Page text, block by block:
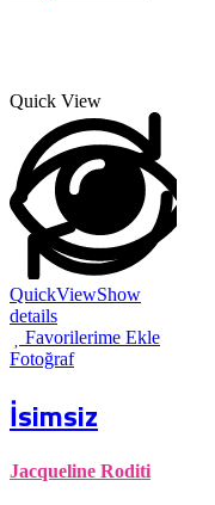
Quick View
QuickViewShow
details
Favorilerime Ekle
Fotoğraf
İsimsiz
Jacqueline Roditi